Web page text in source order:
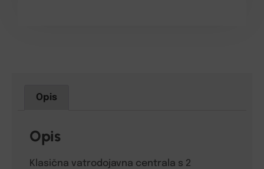
Opis
Opis
Klasična vatrodojavna centrala s 2